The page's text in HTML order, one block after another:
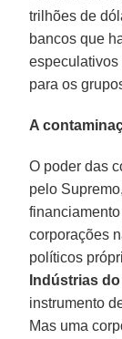
trilhões de
bancos que
especulativos
para os
A
O poder das
pelo
corporações
políticos
Indústrias
instrumento
Mas uma